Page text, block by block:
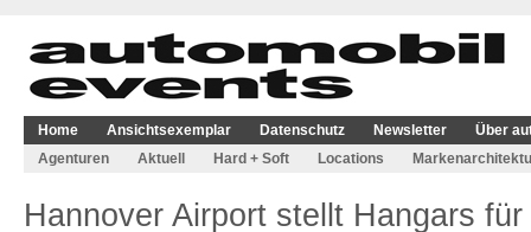
Home Ansichtsexemplar Datenschutz Newsletter
Über
Agenturen
Aktuell Hard + Soft Locations
Hannover Airport stellt Hangars